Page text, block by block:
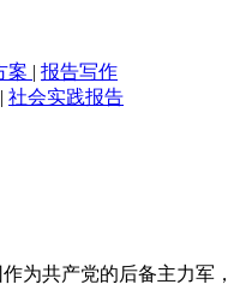
案 | 报告写作
| 社会实践报告
为共产党的后备主力军